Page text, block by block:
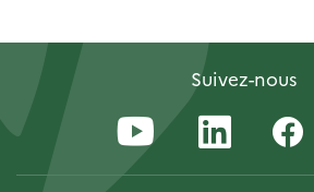
Suivez-nous